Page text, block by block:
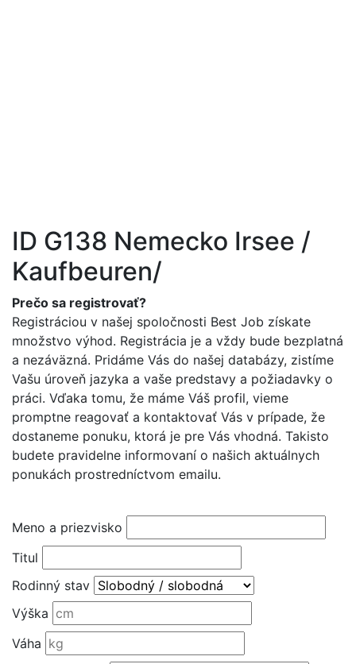
ID G138 Nemecko Irsee /
Kaufbeuren/
Prečo sa registrovať?
Registráciou v našej spoločnosti Best Job získate
množstvo výhod. Registrácia je a vždy bude bezplatná
a nezáväzná. Pridáme Vás do našej databázy, zistíme
Vašu úroveň jazyka a vaše predstavy a požiadavky o
práci. Vďaka tomu, že máme Váš profil, vieme
promptne reagovať a kontaktovať Vás v prípade, že
dostaneme ponuku, ktorá je pre Vás vhodná. Takisto
budete pravidelne informovaní o našich aktuálnych
ponukách prostredníctvom emailu.
Meno a priezvisko
Titul
Rodinný stav
Výška
Váha